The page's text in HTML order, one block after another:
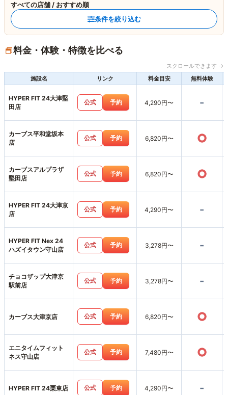
すべての店舗 / おすすめ順
条件を絞り込む
料金・体験・特徴を比べる
スクロールできます →
施設名
リンク 料金目安 無料体験
HYPER FIT 24大津堅
田店
公式 予約 4,290円〜 -
カーブス平和堂坂本
店
公式 予約 6,820円〜 ○
カーブスアルプラザ
堅田店
公式 予約 6,820円〜 ○
HYPER FIT 24大津京
店
公式 予約 4,290円〜 -
HYPER FIT Nex 24
ハズイタウン守山店
公式 予約 3,278円〜 -
チョコザップ大津京
駅前店
公式 予約 3,278円〜 -
カーブス大津京店 公式 予約 6,820円〜 ○
エニタイムフィット
ネス守山店
公式 予約 7,480円〜 ○
HYPER FIT 24栗東店 公式 予約 4,290円〜 -